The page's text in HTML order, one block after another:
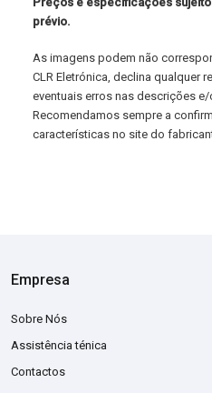
prévio.
As imagens podem não
CLR Eletrónica, declina qualquer
eventuais erros nas descrições
Recomendamos sempre a
características no site do
Empresa
Sobre Nós
Assistência ténica
Contactos